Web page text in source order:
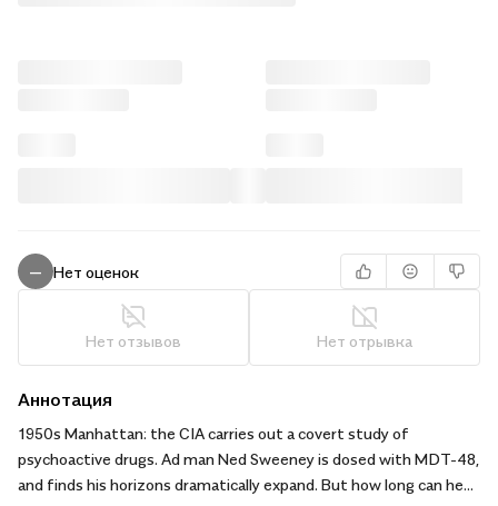
— Нет оценок
Нет отзывов Нет отрывка
Аннотация
1950s Manhattan: the CIA carries out a covert study of
psychoactive drugs. Ad man Ned Sweeney is dosed with MDT-48,
and finds his horizons dramatically expand. But how long can he